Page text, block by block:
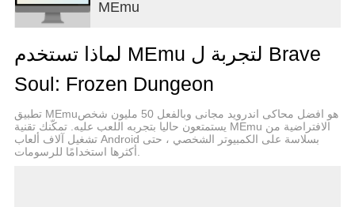
MEmu
لماذا تستخدم MEmu لتجربة ل Brave
Soul: Frozen Dungeon
تطبيق MEmuهو افضل محاكى اندرويد مجانى وبالفعل 50 مليون شخص
يستمتعون حاليا بتجربه اللعب عليه. تمكّنك تقنية MEmu الافتراضية من
تشغيل آلاف ألعاب Android بسلاسة على الكمبيوتر الشخصي ، حتى